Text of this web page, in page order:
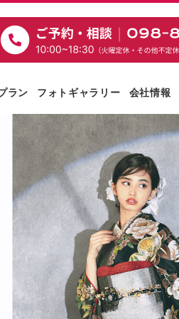
ラン フォトギャラリー 会社情報